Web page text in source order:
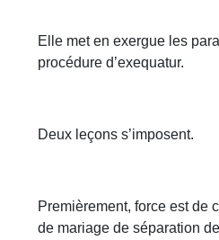
Elle met en exergue les
procédure d’exequatur.
Deux leçons s’imposent.
Premièrement, force est de
de mariage de séparation